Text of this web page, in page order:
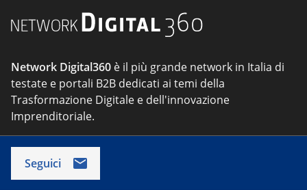
Network Digital360 è il più grande network in Italia di
testate e portali B2B dedicati ai temi della
Trasformazione Digitale e dell'innovazione
Imprenditoriale.
Seguici